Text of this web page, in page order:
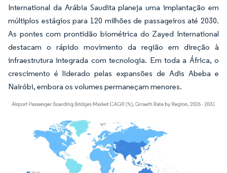
International da Arábia Saudita planeja uma implantação em
múltiplos estágios para 120 milhões de passageiros até 2030.
As pontes com prontidão biométrica do Zayed International
destacam o rápido movimento da região em direção à
infraestrutura integrada com tecnologia. Em toda a África, o
crescimento é liderado pelas expansões de Adis Abeba e
Nairóbi, embora os volumes permaneçam menores.